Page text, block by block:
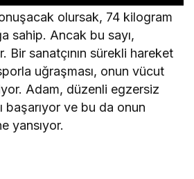
olursak, 74 kilogram
sahip. Ancak bu sayı,
Bir sanatçının sürekli hareket
uğraşması, onun vücut
Adam, düzenli egzersiz
başarıyor ve bu da onun
yansıyor.